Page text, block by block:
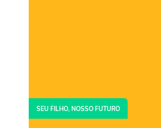
SEU FILHO, NOSSO FUTURO